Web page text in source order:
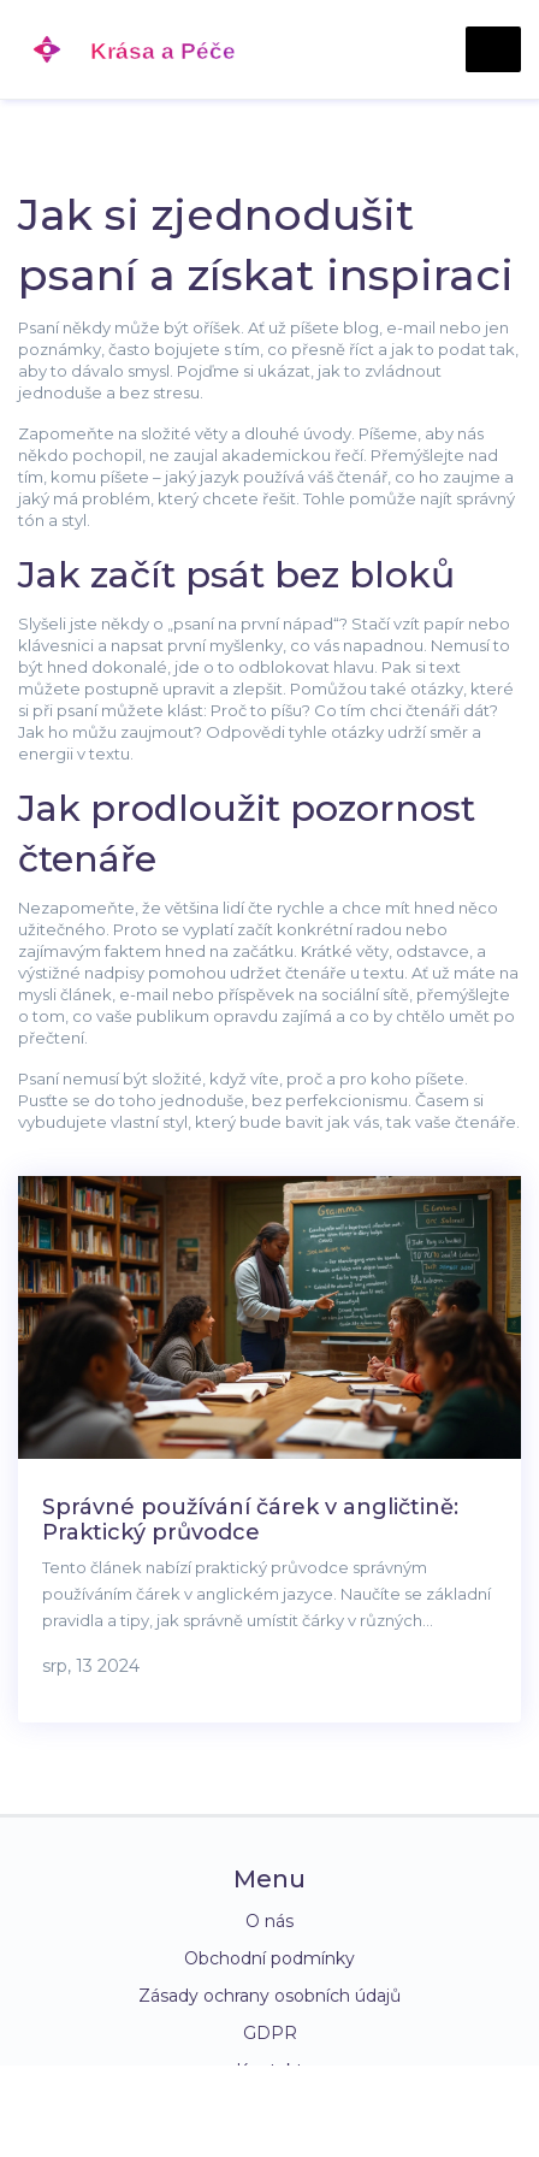
Jak si zjednodušit
psaní a získat inspiraci
Psaní někdy může být oříšek. Ať už píšete blog, e-mail nebo jen
poznámky, často bojujete s tím, co přesně říct a jak to podat tak,
aby to dávalo smysl. Pojďme si ukázat, jak to zvládnout
jednoduše a bez stresu.
Zapomeňte na složité věty a dlouhé úvody. Píšeme, aby nás
někdo pochopil, ne zaujal akademickou řečí. Přemýšlejte nad
tím, komu píšete – jaký jazyk používá váš čtenář, co ho zaujme a
jaký má problém, který chcete řešit. Tohle pomůže najít správný
tón a styl.
Jak začít psát bez bloků
Slyšeli jste někdy o „psaní na první nápad“? Stačí vzít papír nebo
klávesnici a napsat první myšlenky, co vás napadnou. Nemusí to
být hned dokonalé, jde o to odblokovat hlavu. Pak si text
můžete postupně upravit a zlepšit. Pomůžou také otázky, které
si při psaní můžete klást: Proč to píšu? Co tím chci čtenáři dát?
Jak ho můžu zaujmout? Odpovědi tyhle otázky udrží směr a
energii v textu.
Jak prodloužit pozornost
čtenáře
Nezapomeňte, že většina lidí čte rychle a chce mít hned něco
užitečného. Proto se vyplatí začít konkrétní radou nebo
zajímavým faktem hned na začátku. Krátké věty, odstavce, a
výstižné nadpisy pomohou udržet čtenáře u textu. Ať už máte na
mysli článek, e-mail nebo příspěvek na sociální sítě, přemýšlejte
o tom, co vaše publikum opravdu zajímá a co by chtělo umět po
přečtení.
Psaní nemusí být složité, když víte, proč a pro koho píšete.
Pusťte se do toho jednoduše, bez perfekcionismu. Časem si
vybudujete vlastní styl, který bude bavit jak vás, tak vaše čtenáře.
Správné používání čárek v angličtině:
Praktický průvodce
Tento článek nabízí praktický průvodce správným
používáním čárek v anglickém jazyce. Naučíte se základní
pravidla a tipy, jak správně umístit čárky v různých
všechny, kdo chtějí zlepšit svou anglickou gramatiku.
srp, 13 2024
Menu
O nás
Obchodní podmínky
Zásady ochrany osobních údajů
GDPR
Kontakt